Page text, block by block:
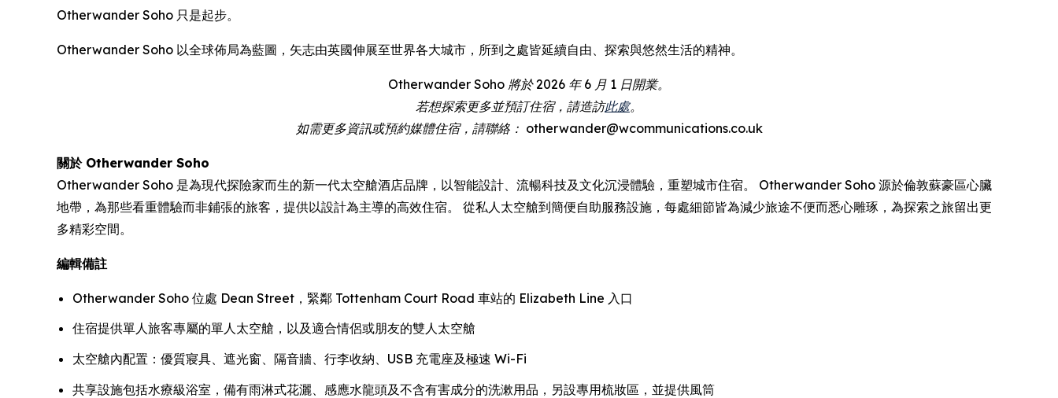
Otherwander Soho 只是起步。
Otherwander Soho 以全球佈局為藍圖，矢志由英國伸展至世界各大城市，所到之處皆延續自由、探索與悠然生活的精神。
Otherwander Soho 將於 2026 年 6 月 1 日開業。
若想探索更多並預訂住宿，請造訪此處。
如需更多資訊或預約媒體住宿，請聯絡： otherwander@wcommunications.co.uk
關於 Otherwander Soho
Otherwander Soho 是為現代探險家而生的新一代太空艙酒店品牌，以智能設計、流暢科技及文化沉浸體驗，重塑城市住宿。 Otherwander Soho 源於倫敦蘇豪區心臟
地帶，為那些看重體驗而非鋪張的旅客，提供以設計為主導的高效住宿。 從私人太空艙到簡便自助服務設施，每處細節皆為減少旅途不便而悉心雕琢，為探索之旅留出更
多精彩空間。
編輯備註
Otherwander Soho 位處 Dean Street，緊鄰 Tottenham Court Road 車站的 Elizabeth Line 入口
住宿提供單人旅客專屬的單人太空艙，以及適合情侶或朋友的雙人太空艙
太空艙內配置：優質寢具、遮光窗、隔音牆、行李收納、USB 充電座及極速 Wi-Fi
共享設施包括水療級浴室，備有雨淋式花灑、感應水龍頭及不含有害成分的洗漱用品，另設專用梳妝區，並提供風筒